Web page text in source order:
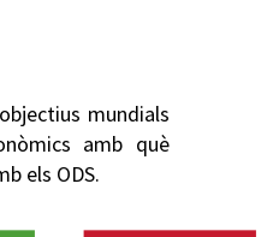
mundials
amb què
els ODS.